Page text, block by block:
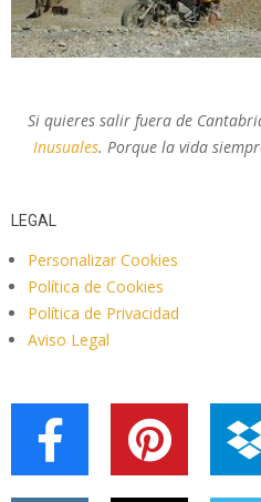
Si quieres salir fuera de
Inusuales. Porque la vida
LEGAL
Personalizar Cookies
Política de Cookies
Política de Privacidad
Aviso Legal